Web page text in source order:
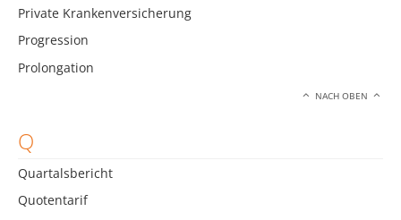
Private Krankenversicherung
Progression
Prolongation
NACH OBEN
Q
Quartalsbericht
Quotentarif